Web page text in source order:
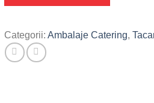
plastic
100buc/set
Categorii: Ambalaje Catering,